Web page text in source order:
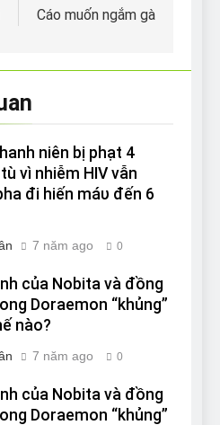
Cáo muốn ngắm gà
niên bị phạt 4
vì nhiễm HIV vẫn
đi hiến máυ đến 6
7 năm ago 0
của Nobita và đồng
Doraemon “khủng”
nào?
7 năm ago 0
của Nobita và đồng
Doraemon “khủng”